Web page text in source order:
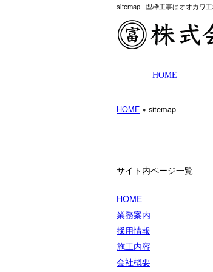
sitemap | 型枠工事はオオカワ
HOME
HOME » sitemap
サイト内ページ一覧
HOME
業務案内
採用情報
施工内容
会社概要